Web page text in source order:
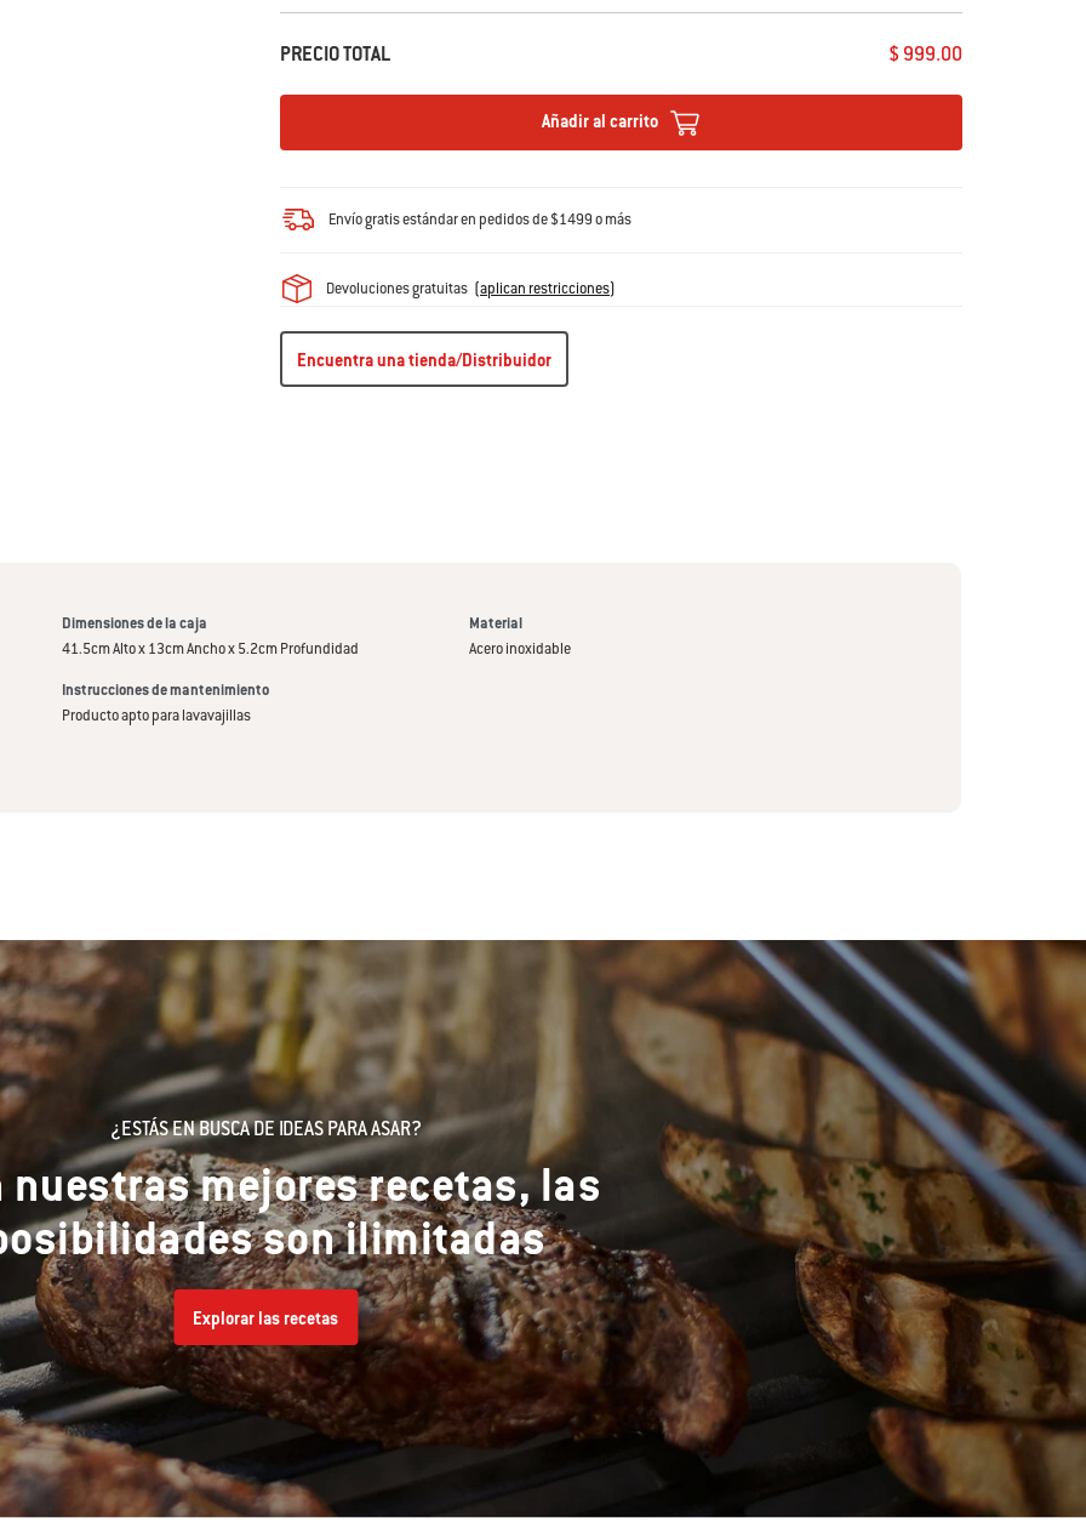
PRECIO TOTAL $ 999.00
Añadir al carrito
Envío gratis estándar en pedidos de $1499 o más
Devoluciones gratuitas (aplican restricciones)
Encuentra una tienda/Distribuidor
Dimensiones de la caja
41.5cm Alto x 13cm Ancho x 5.2cm Profundidad
Material
Acero inoxidable
Instrucciones de mantenimiento
Producto apto para lavavajillas
¿ESTÁS EN BUSCA DE IDEAS PARA ASAR?
nuestras mejores recetas, las
son ilimitadas
Explorar las recetas